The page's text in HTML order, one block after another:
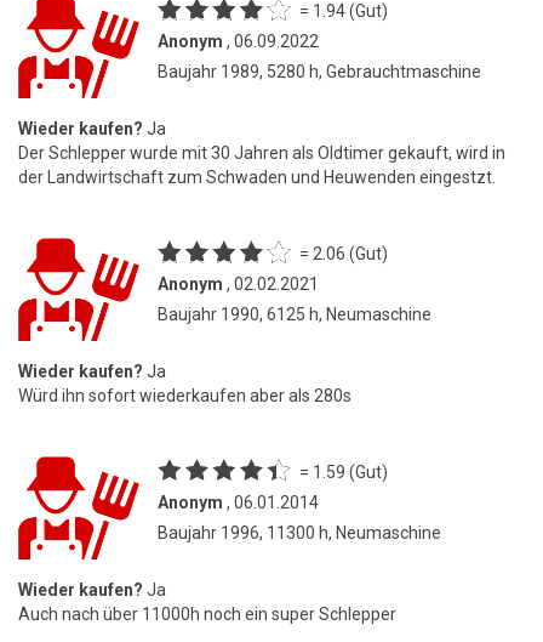
= 1.94 (Gut)
Anonym , 06.09.2022
Baujahr 1989, 5280 h, Gebrauchtmaschine
Wieder kaufen? Ja
Der Schlepper wurde mit 30 Jahren als Oldtimer gekauft, wird in
der Landwirtschaft zum Schwaden und Heuwenden eingestzt.
= 2.06 (Gut)
Anonym , 02.02.2021
Baujahr 1990, 6125 h, Neumaschine
Wieder kaufen? Ja
Würd ihn sofort wiederkaufen aber als 280s
= 1.59 (Gut)
Anonym , 06.01.2014
Baujahr 1996, 11300 h, Neumaschine
Wieder kaufen? Ja
Auch nach über 11000h noch ein super Schlepper